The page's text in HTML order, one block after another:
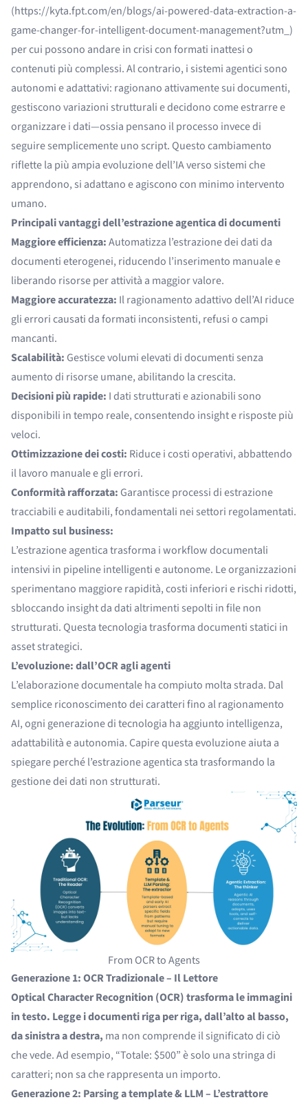
(https://kyta.fpt.com/en/blogs/ai-powered-data-extraction-a-
game-changer-for-intelligent-document-management?utm _)
per cui possono andare in crisi con formati inattesi o
contenuti più complessi. Al contrario, i sistemi agentici sono
autonomi e adattativi: ragionano attivamente sui documenti,
gestiscono variazioni strutturali e decidono come estrarre e
organizzare i dati—ossia pensano il processo invece di
seguire semplicemente uno script. Questo cambiamento
riflette la più ampia evoluzione dell’IA verso sistemi che
apprendono, si adattano e agiscono con minimo intervento
umano.
Principali vantaggi dell’estrazione agentica di documenti
Maggiore efficienza:Automatizza l’estrazione dei dati da
documenti eterogenei, riducendo l’inserimento manuale e
liberando risorse per attività a maggior valore.
Maggiore accuratezza: Il ragionamento adattivo dell’AI riduce
gli errori causati da formati inconsistenti, refusi o campi
mancanti.
Scalabilità: Gestisce volumi elevati di documenti senza
aumento di risorse umane, abilitando la crescita.
Decisioni più rapide: I dati strutturati e azionabili sono
disponibili in tempo reale, consentendo insight e risposte più
veloci.
Ottimizzazione dei costi: Riduce i costi operativi, abbattendo
il lavoro manuale e gli errori.
Conformità rafforzata: Garantisce processi di estrazione
tracciabili e auditabili, fondamentali nei settori regolamentati.
Impatto sul business:
L’estrazione agentica trasforma i workflow documentali
intensivi in pipeline intelligenti e autonome. Le organizzazioni
sperimentano maggiore rapidità, costi inferiori e rischi ridotti,
sbloccando insight da dati altrimenti sepolti in file non
strutturati. Questa tecnologia trasforma documenti statici in
asset strategici.
L’evoluzione: dall’OCR agli agenti
L’elaborazione documentale ha compiuto molta strada. Dal
semplice riconoscimento dei caratteri fino al ragionamento
AI, ogni generazione di tecnologia ha aggiunto intelligenza,
adattabilità e autonomia. Capire questa evoluzione aiuta a
spiegare perché l’estrazione agentica sta trasformando la
gestione dei dati non strutturati.
From OCR to Agents
Generazione 1: OCR Tradizionale – Il Lettore
Optical Character Recognition (OCR)trasforma le immagini
in testo. Legge i documenti riga per riga, dall’alto al basso,
da sinistra a destra, ma non comprende il significato di ciò
che vede. Ad esempio, “Totale: $500” è solo una stringa di
caratteri; non sa che rappresenta un importo.
Generazione 2: Parsing a template & LLM – L’estrattore